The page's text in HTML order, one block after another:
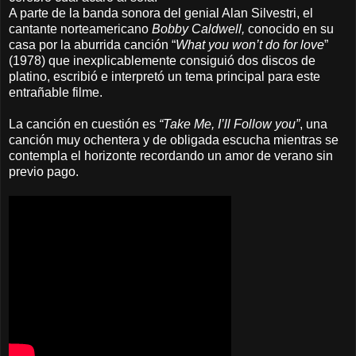
A parte de la banda sonora del genial Alan Silvestri, el
cantante norteamericano Bobby Caldwell, conocido en su
casa por la aburrida canción “What you won’t do for love”
(1978) que inexplicablemente consiguió dos discos de
platino, escribió e interpretó un tema principal para este
entrañable filme.
La canción en cuestión es “Take Me, I’ll Follow you”, una
canción muy ochentera y de obligada escucha mientras se
contempla el horizonte recordando un amor de verano sin
previo pago.